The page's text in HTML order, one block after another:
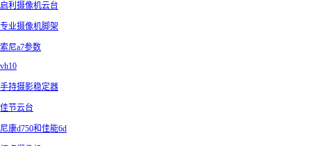
启利摄像机云台
专业摄像机脚架
索尼a7参数
vh10
手持摄影稳定器
佳节云台
尼康d750和佳能6d